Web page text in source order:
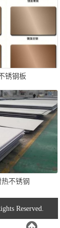
锈钢板
热不锈钢
Reserved.